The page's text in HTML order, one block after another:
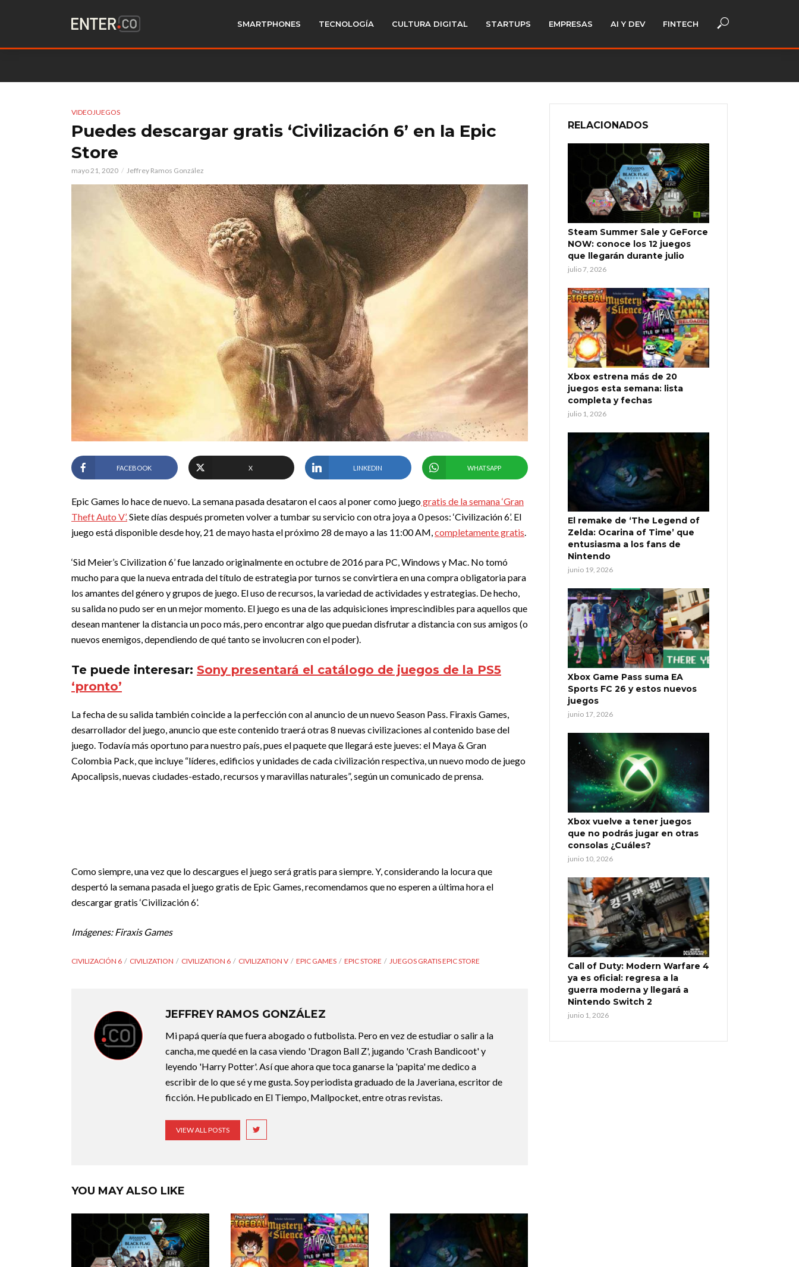
SMARTPHONES TECNOLOGÍA CULTURA DIGITAL STARTUPS EMPRESAS AI Y DEV FINTECH
VIDEOJUEGOS
Puedes descargar gratis ‘Civilización 6’ en la Epic
Store
mayo 21, 2020 Jeffrey Ramos González
FACEBOOK X LINKEDIN WHATSAPP
Epic Games lo hace de nuevo. La semana pasada desataron el caos al poner como juegogratis de la semana ‘Gran
Theft Auto V’.Siete días después prometen volver a tumbar su servicio con otra joya a 0 pesos: ‘Civilización 6’. El
juego está disponible desde hoy, 21 de mayo hasta el próximo 28 de mayo a las 11:00 AM,completamente gratis.
‘Sid Meier’s Civilization 6’ fue lanzado originalmente en octubre de 2016 para PC, Windows y Mac. No tomó
mucho para que la nueva entrada del título de estrategia por turnos se convirtiera en una compra obligatoria para
los amantes del género y grupos de juego. El uso de recursos, la variedad de actividades y estrategias. De hecho,
su salida no pudo ser en un mejor momento. El juego es una de las adquisiciones imprescindibles para aquellos que
desean mantener la distancia un poco más, pero encontrar algo que puedan disfrutar a distancia con sus amigos (o
nuevos enemigos, dependiendo de qué tanto se involucren con el poder).
Te puede interesar: Sony presentará el catálogo de juegos de la PS5
‘pronto’
La fecha de su salida también coincide a la perfección con al anuncio de un nuevo Season Pass. Firaxis Games,
desarrollador del juego, anuncio que este contenido traerá otras 8 nuevas civilizaciones al contenido base del
juego. Todavía más oportuno para nuestro país, pues el paquete que llegará este jueves: el Maya & Gran
Colombia Pack, que incluye “líderes, edificios y unidades de cada civilización respectiva, un nuevo modo de juego
Apocalipsis, nuevas ciudades-estado, recursos y maravillas naturales”, según un comunicado de prensa.
Como siempre, una vez que lo descargues el juego será gratis para siempre. Y, considerando la locura que
despertó la semana pasada el juego gratis de Epic Games, recomendamos que no esperen a última hora el
descargar gratis ‘Civilización 6’.
Imágenes: Firaxis Games
CIVILIZACIÓN 6 CIVILIZATION CIVILIZATION 6 CIVILIZATION V EPIC GAMES EPIC STORE JUEGOS GRATIS EPIC STORE
JEFFREY RAMOS GONZÁLEZ
Mi papá quería que fuera abogado o futbolista. Pero en vez de estudiar o salir a la
cancha, me quedé en la casa viendo 'Dragon Ball Z', jugando 'Crash Bandicoot' y
leyendo 'Harry Potter'. Así que ahora que toca ganarse la 'papita' me dedico a
escribir de lo que sé y me gusta. Soy periodista graduado de la Javeriana, escritor de
ficción. He publicado en El Tiempo, Mallpocket, entre otras revistas.
VIEW ALL POSTS
YOU MAY ALSO LIKE
RELACIONADOS
Steam Summer Sale y GeForce
NOW: conoce los 12 juegos
que llegarán durante julio
julio 7, 2026
Xbox estrena más de 20
juegos esta semana: lista
completa y fechas
julio 1, 2026
El remake de ‘The Legend of
Zelda: Ocarina of Time’ que
entusiasma a los fans de
Nintendo
junio 19, 2026
Xbox Game Pass suma EA
Sports FC 26 y estos nuevos
juegos
junio 17, 2026
Xbox vuelve a tener juegos
que no podrás jugar en otras
consolas ¿Cuáles?
junio 10, 2026
Call of Duty: Modern Warfare 4
ya es oficial: regresa a la
guerra moderna y llegará a
Nintendo Switch 2
junio 1, 2026